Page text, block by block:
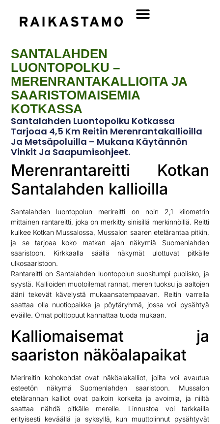
SANTALAHDEN
LUONTOPOLKU –
MERENRANTAKALLIOITA JA
SAARISTOMAISEMIA
KOTKASSA
Santalahden Luontopolku Kotkassa
Tarjoaa 4,5 Km Reitin Merenrantakallioilla
Ja Metsäpoluilla – Mukana Käytännön
Vinkit Ja Saapumisohjeet.
Merenrantareitti Kotkan
Santalahden kallioilla
Santalahden luontopolun merireitti on noin 2,1 kilometrin
mittainen rantareitti, joka on merkitty sinisillä merkinnöillä. Reitti
kulkee Kotkan Mussalossa, Mussalon saaren etelärantaa pitkin,
ja se tarjoaa koko matkan ajan näkymiä Suomenlahden
saaristoon. Kirkkaalla säällä näkymät ulottuvat pitkälle
ulkosaaristoon.
Rantareitti on Santalahden luontopolun suositumpi puolisko, ja
syystä. Kallioiden muotoilemat rannat, meren tuoksu ja aaltojen
ääni tekevät kävelystä mukaansatempaavan. Reitin varrella
saattaa olla nuotiopaikka ja pöytäryhmä, jossa voi pysähtyä
eväille. Omat polttopuut kannattaa tuoda mukaan.
Kalliomaisemat ja
saariston näköalapaikat
Merireitin kohokohdat ovat näköalakalliot, joilta voi avautua
esteetön näkymä Suomenlahden saaristoon. Mussalon
etelärannan kalliot ovat paikoin korkeita ja avoimia, ja niiltä
saattaa nähdä pitkälle merelle. Linnustoa voi tarkkailla
erityisesti keväällä ja syksyllä, kun muuttolinnut pysähtyvät